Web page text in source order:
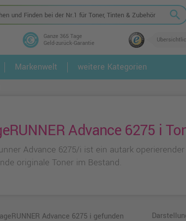
search
Ganze 365 Tage
Geld-zurück-Garantie
2.
Markenwelt weitere Kategorien
Advance 6275 i
Advance 6275/i ist ein autark
originale Toner im Bestand.
Advance 6275 i gefunden